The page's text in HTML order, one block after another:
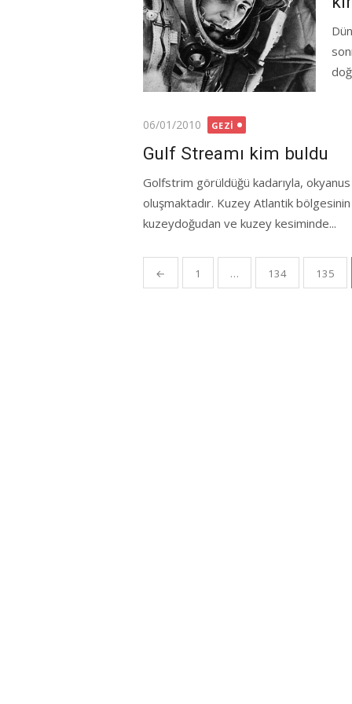
Posted
06/01/2010 GEZI
Gulf Streamı kim buldu
Golfstrim görüldüğü kadarıyla, okyanus
oluşmaktadır. Kuzey Atlantik
kuzeydoğudan ve kuzey kesiminde...
Yazı
gezinmesi
← 1 … 134 135